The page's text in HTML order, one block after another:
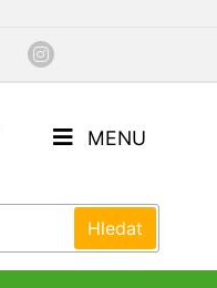
MENU